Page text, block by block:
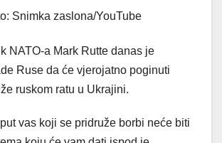
Snimka zaslona/YouTube
NATO-a Mark Rutte danas je
Ruse da će vjerojatno poginuti
ruskom ratu u Ukrajini.
vas koji se pridruže borbi neće biti